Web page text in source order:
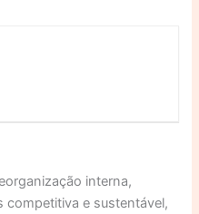
interna,
competitiva e sustentável,